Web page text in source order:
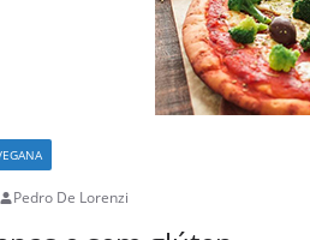
Pedro De Lorenzi